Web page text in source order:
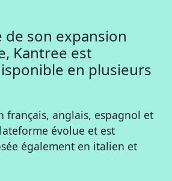
de son expansion
Kantree est
en plusieurs
français, anglais, espagnol et
évolue et est
également en italien et